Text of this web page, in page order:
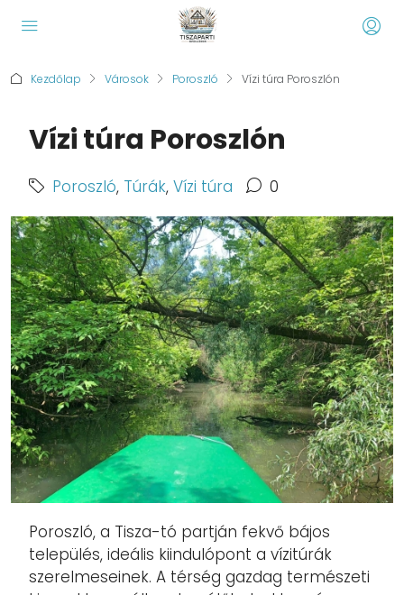
Kezdőlap Városok Poroszló Vízi túra Poroszlón
Vízi túra Poroszlón
Poroszló, Túrák, Vízi túra 0
Poroszló, a Tisza-tó partján fekvő bájos
település, ideális kiindulópont a vízitúrák
szerelmeseinek. A térség gazdag természeti